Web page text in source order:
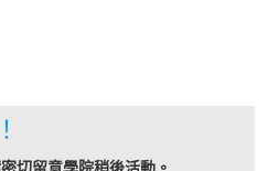
切留意學院稍後活動。